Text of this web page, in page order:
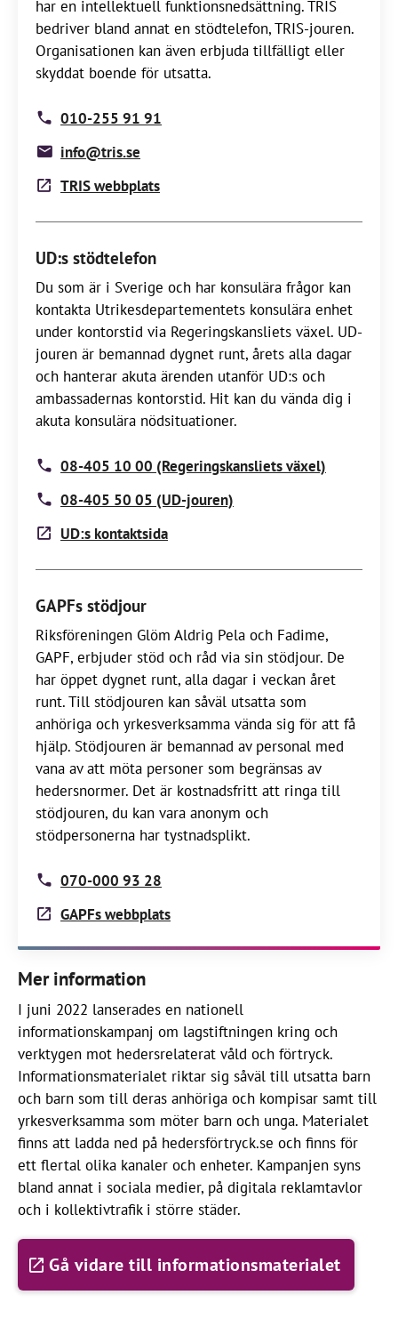
har en intellektuell funktionsnedsättning. TRIS
bedriver bland annat en stödtelefon, TRIS-jouren.
Organisationen kan även erbjuda tillfälligt eller
skyddat boende för utsatta.
010-255 91 91
info@tris.se
TRIS webbplats
UD:s stödtelefon
Du som är i Sverige och har konsulära frågor kan
kontakta Utrikesdepartementets konsulära enhet
under kontorstid via Regeringskansliets växel. UD-
jouren är bemannad dygnet runt, årets alla dagar
och hanterar akuta ärenden utanför UD:s och
ambassadernas kontorstid. Hit kan du vända dig i
akuta konsulära nödsituationer.
08-405 10 00 (Regeringskansliets växel)
08-405 50 05 (UD-jouren)
UD:s kontaktsida
GAPFs stödjour
Riksföreningen Glöm Aldrig Pela och Fadime,
GAPF, erbjuder stöd och råd via sin stödjour. De
har öppet dygnet runt, alla dagar i veckan året
runt. Till stödjouren kan såväl utsatta som
anhöriga och yrkesverksamma vända sig för att få
hjälp. Stödjouren är bemannad av personal med
vana av att möta personer som begränsas av
hedersnormer. Det är kostnadsfritt att ringa till
stödjouren, du kan vara anonym och
stödpersonerna har tystnadsplikt.
070-000 93 28
GAPFs webbplats
Mer information
I juni 2022 lanserades en nationell
informationskampanj om lagstiftningen kring och
verktygen mot hedersrelaterat våld och förtryck.
Informationsmaterialet riktar sig såväl till utsatta barn
och barn som till deras anhöriga och kompisar samt till
yrkesverksamma som möter barn och unga. Materialet
finns att ladda ned på hedersförtryck.se och finns för
ett flertal olika kanaler och enheter. Kampanjen syns
bland annat i sociala medier, på digitala reklamtavlor
och i kollektivtrafik i större städer.
Gå vidare till informationsmaterialet